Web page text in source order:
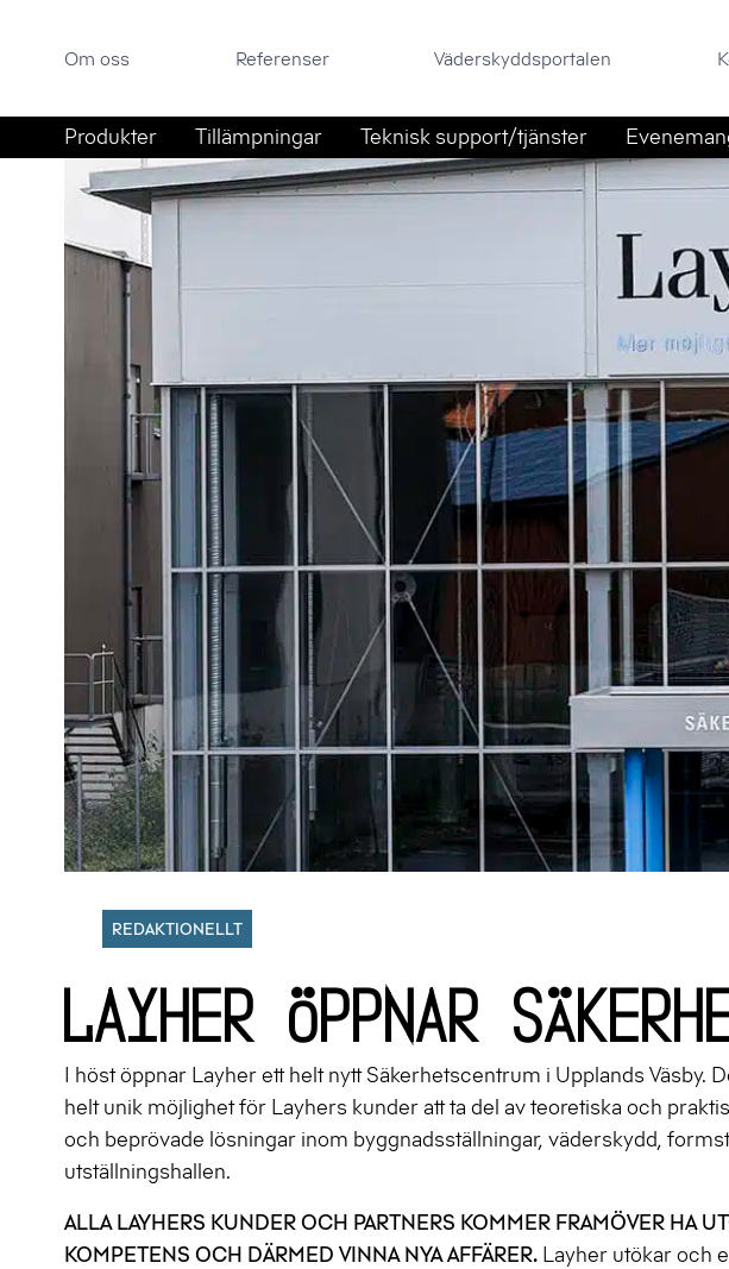
Om oss Referenser Väderskyddsportalen
Produkter
Tillämpningar Teknisk support/tjänster
REDAKTIONELLT
Layher öppnar
I höst öppnar Layher ett helt nytt Säkerhetscentrum i Upplands Väsby.
helt unik möjlighet för Layhers kunder att ta del av teoretiska och
och beprövade lösningar inom byggnadsställningar, väderskydd,
utställningshallen.
ALLA LAYHERS KUNDER OCH PARTNERS KOMMER FRAMÖVER HA
KOMPETENS OCH DÄRMED VINNA NYA AFFÄRER. Layher utökar och